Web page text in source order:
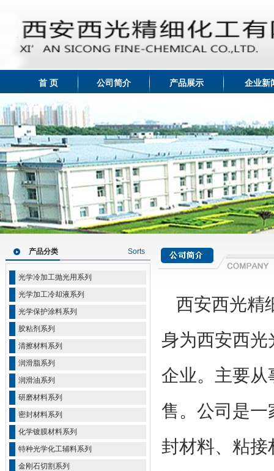
首 页 公司简介 产品展示 企业新
产品分类 Sorts
光学冷加工抛光用系列
光学加工冷却液系列
光学保护涂料系列
胶粘剂系列
清擦材料系列
润滑脂系列
润滑油系列
研磨材料系列
密封材料系列
化学镀膜材料系列
特种光学化工辅料系列
金刚石切割系列
西安西光精
身为西安西光
企业。主要从
售。公司是一
封材料、粘接